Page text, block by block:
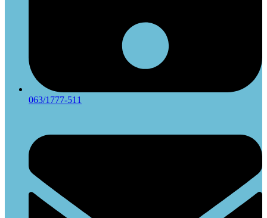
063/1777-511